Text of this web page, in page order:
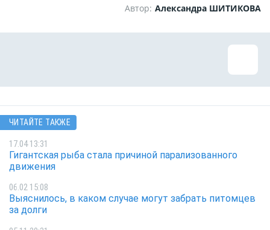
Автор: Александра ШИТИКОВА
ЧИТАЙТЕ ТАКЖЕ
17.04 13:31
Гигантская рыба стала причиной парализованного
движения
06.02 15:08
Выяснилось, в каком случае могут забрать питомцев
за долги